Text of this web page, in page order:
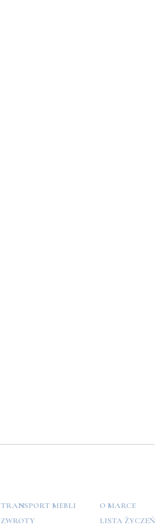
TRANSPORT MEBLI
ZWROTY
O MARCE
LISTA ŻYCZEŃ